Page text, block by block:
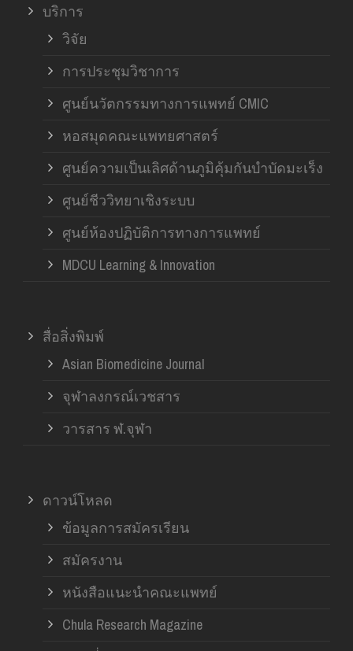
บริการ
วิจัย
การประชุมวิชาการ
ศูนย์นวัตกรรมทางการแพทย์ CMIC
หอสมุดคณะแพทยศาสตร์
ศูนย์ความเป็นเลิศด้านภูมิคุ้มกันบำบัดมะเร็ง
ศูนย์ชีววิทยาเชิงระบบ
ศูนย์ห้องปฏิบัติการทางการแพทย์
MDCU Learning & Innovation
สื่อสิ่งพิมพ์
Asian Biomedicine Journal
จุฬาลงกรณ์เวชสาร
วารสาร ฬ.จุฬา
ดาวน์โหลด
ข้อมูลการสมัครเรียน
สมัครงาน
หนังสือแนะนำคณะแพทย์
Chula Research Magazine